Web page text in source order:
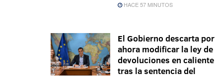
HACE 57 MINUTOS
El Gobierno descarta por
ahora modificar la ley de
devoluciones en caliente
tras la sentencia del